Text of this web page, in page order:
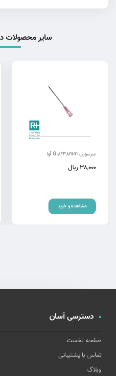
سایر محصولات
سرسوزن G18*38mm آوا
38,000ریال
مشاهده و خرید
دسترسی آسان
صفحه نخست
تماس با پشتیبانی
وبلاگ